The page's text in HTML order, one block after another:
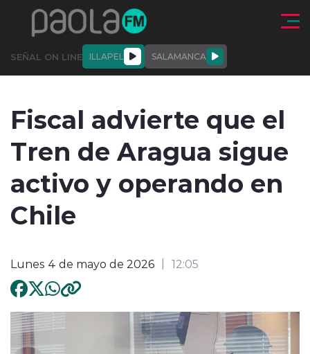
Click acá para ir directamente al contenido
SEÑAL ON LINE ILLAPEL SALAMANCA
DEPORTES SOMOS
Fiscal advierte que el
Tren de Aragua sigue
activo y operando en
Chile
Lunes 4 de mayo de 2026 12:05